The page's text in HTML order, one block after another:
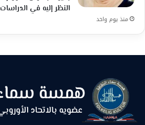
النظر إليه في
منذ يوم واحد